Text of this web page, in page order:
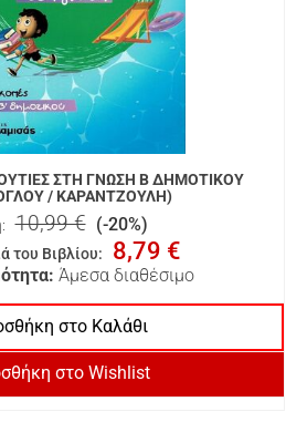
ΣΤΗ ΓΝΩΣΗ Β ΔΗΜΟΤΙΚΟΥ
/ ΚΑΡΑΝΤΖΟΥΛΗ)
10,99 € (-20%)
του Βιβλίου: 8,79 €
Άμεσα διαθέσιμο
στο Καλάθι
στο Wishlist